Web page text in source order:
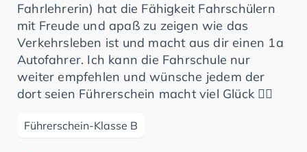
Fahrlehrerin) hat die Fähigkeit Fahrschülern
mit Freude und apaß zu zeigen wie das
Verkehrsleben ist und macht aus dir einen 1a
Autofahrer. Ich kann die Fahrschule nur
weiter empfehlen und wünsche jedem der
dort seien Führerschein macht viel Glück 👍🏻
Führerschein-Klasse B